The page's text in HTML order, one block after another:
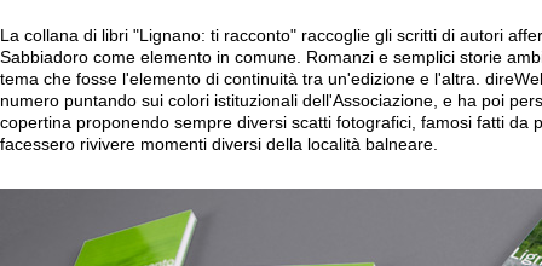
La collana di libri "Lignano: ti racconto" raccoglie gli scritti di autori
Sabbiadoro come elemento in comune. Romanzi e semplici storie
tema che fosse l'elemento di continuità tra un'edizione e l'altra.
numero puntando sui colori istituzionali dell'Associazione, e ha poi
copertina proponendo sempre diversi scatti fotografici, famosi fatti da
facessero rivivere momenti diversi della località balneare.